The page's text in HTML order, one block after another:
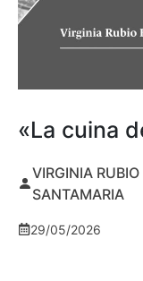
«La cuina
VIRGINIA
SANTAMARIA
29/05/2026